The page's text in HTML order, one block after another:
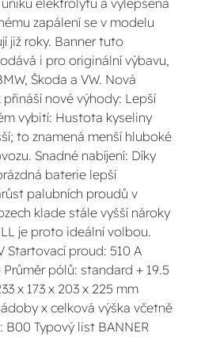
elektrolytu a vylepšená
zapálení se v modelu
již roky. Banner tuto
i pro originální výbavu,
Škoda a VW. Nová
nové výhody: Lepší
vybití: Hustota kyseliny
to znamená menší hluboké
Snadné nabíjení: Díky
baterie lepší
palubních proudů v
klade stále vyšší nároky
je proto ideální volbou.
Startovací proud: 510 A
pólů: standard + 19.5
x 173 x 203 x 225 mm
x celková výška včetně
Typový list BANNER